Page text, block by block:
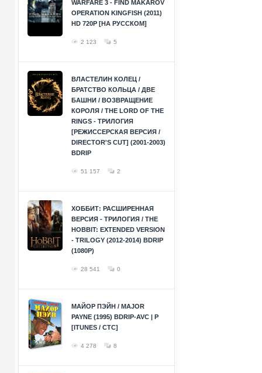
WARFARE 3 - FIND MAKAROV
OPERATION KINGFISH (2011)
HD 720P [НА РУССКОМ]
2 123 5
ВЛАСТЕЛИН КОЛЕЦ /
БРАТСТВО КОЛЬЦА / ДВЕ
БАШНИ / ВОЗВРАЩЕНИЕ
КОРОЛЯ / THE LORD OF THE
RINGS - ТРИЛОГИЯ
[РЕЖИССЕРСКАЯ ВЕРСИЯ /
DIRECTOR'S CUT] (2001-2003)
BDRIP
51 157 2
ХОББИТ: РАСШИРЕННАЯ
ВЕРСИЯ - ТРИЛОГИЯ / THE
HOBBIT: EXTENDED VERSION
- TRILOGY (2012-2014) BDRIP
(1080P)
28 541 0
МАЙОР ПЭЙН / MAJOR
PAYNE (1995) BDRIP-AVC | P
[ITUNES / СТС]
4 278 8